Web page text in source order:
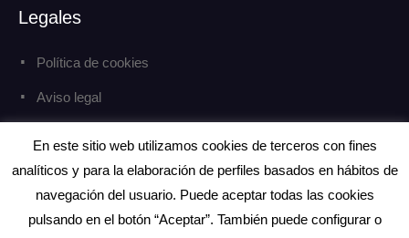
Legales
Política de cookies
Aviso legal
En este sitio web utilizamos cookies de terceros con fines
analíticos y para la elaboración de perfiles basados en hábitos de
navegación del usuario. Puede aceptar todas las cookies
pulsando en el botón “Aceptar”. También puede configurar o